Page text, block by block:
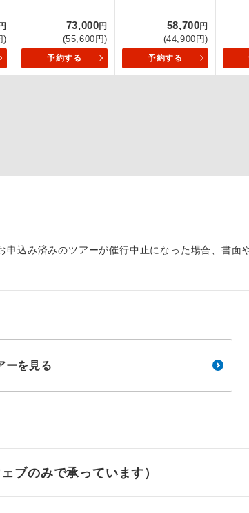
)
73,000円
(55,600円)
予約する
58,700円
(44,900円)
予約する
込み済みのツアーが催行中止になった場合、書面
ーを見る
ブのみで承っています）
泊ホテルに大浴場が付いています。
のお食事が付いていますので、お食事の心配はい
から出発可能な個人型プランです。
1室利用でも追加料金がかからないコースです。
航空会社が指定なので、ご出発の計画にとても便
介するホテルを指定したコースです。
とり様でバス席を2席利⽤できます。